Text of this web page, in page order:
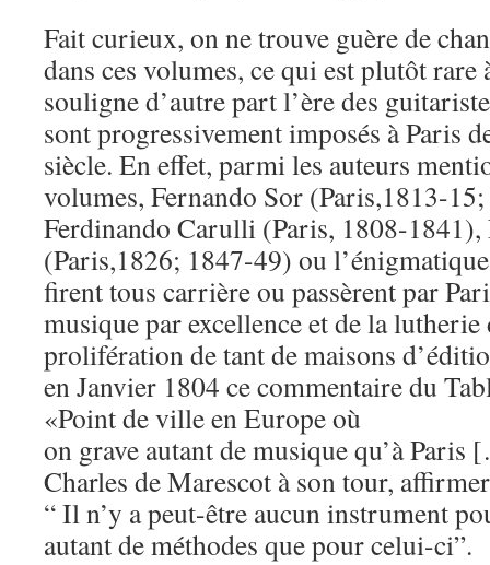
Fait curieux, on ne trouve guère de
dans ces volumes, ce qui est plutôt rare
souligne d’autre part l’ère des
sont progressivement imposés à Paris
siècle. En effet, parmi les auteurs
volumes, Fernando Sor (Paris,1813-
Ferdinando Carulli (Paris, 1808-1841),
(Paris,1826; 1847-49) ou
firent tous carrière ou passèrent par
musique par excellence et de la
prolifération de tant de maisons
en Janvier 1804 ce commentaire du
«Point de ville en Europe où
on grave autant de musique qu’à
Charles de Marescot à son tour,
“ Il n’y a peut-être aucun instrument
autant de méthodes que pour celui-ci”.